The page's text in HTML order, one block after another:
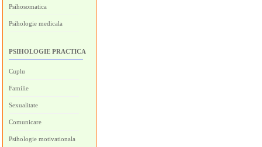
Psihosomatica
Psihologie medicala
PSIHOLOGIE PRACTICA
Cuplu
Familie
Sexualitate
Comunicare
Psihologie motivationala